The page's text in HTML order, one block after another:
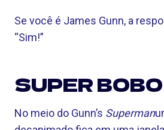
Se você é James Gunn, a
“Sim!”
SUPER BOBO
No meio do Gunn’s Superman